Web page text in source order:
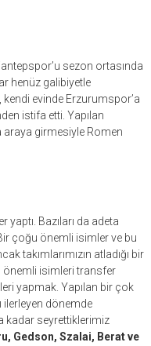
sezon ortasında
henüz galibiyetle
evinde Erzurumspor’a
istifa etti. Yapılan
girmesiyle Romen
yaptı. Bazıları da adeta
çoğu önemli isimler ve bu
takımlarımızın atladığı bir
önemli isimleri transfer
yapmak. Yapılan bir çok
ilerleyen dönemde
kadar seyrettiklerimiz
Gedson, Szalai, Berat ve